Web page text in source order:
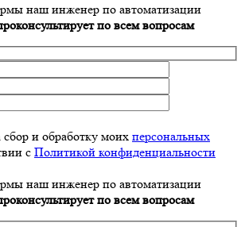
наш инженер по автоматизации
по всем вопросам
и обработку моих персональных
с Политикой конфиденциальности
наш инженер по автоматизации
по всем вопросам